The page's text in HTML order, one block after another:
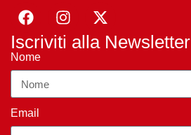
Iscriviti alla Newsletter
Nome
Email